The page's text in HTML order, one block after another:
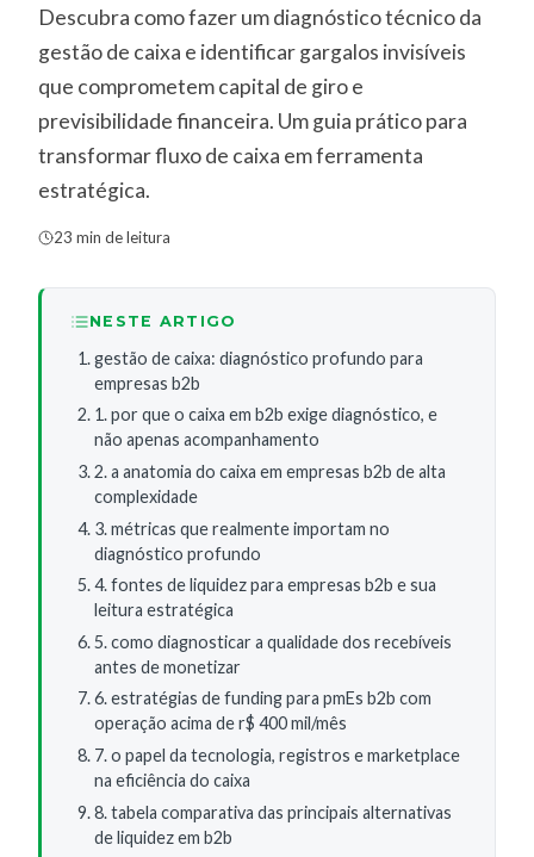
Descubra como fazer um diagnóstico técnico da
gestão de caixa e identificar gargalos invisíveis
que comprometem capital de giro e
previsibilidade financeira. Um guia prático para
transformar fluxo de caixa em ferramenta
estratégica.
23 min de leitura
NESTE ARTIGO
gestão de caixa: diagnóstico profundo para
empresas b2b
1. por que o caixa em b2b exige diagnóstico, e
não apenas acompanhamento
2. a anatomia do caixa em empresas b2b de alta
complexidade
3. métricas que realmente importam no
diagnóstico profundo
4. fontes de liquidez para empresas b2b e sua
leitura estratégica
5. como diagnosticar a qualidade dos recebíveis
antes de monetizar
6. estratégias de funding para pmEs b2b com
operação acima de r$ 400 mil/mês
7. o papel da tecnologia, registros e marketplace
na eficiência do caixa
8. tabela comparativa das principais alternativas
de liquidez em b2b